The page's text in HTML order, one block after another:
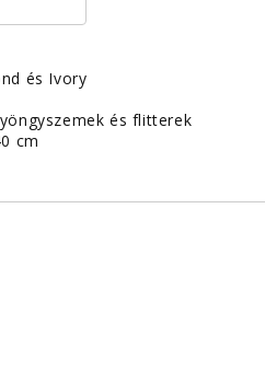
és Ivory
és flitterek
cm